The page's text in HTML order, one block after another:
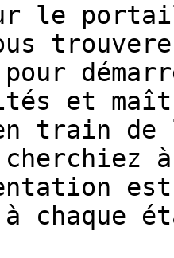
le
pour
et
train
cherchiez
à chaque